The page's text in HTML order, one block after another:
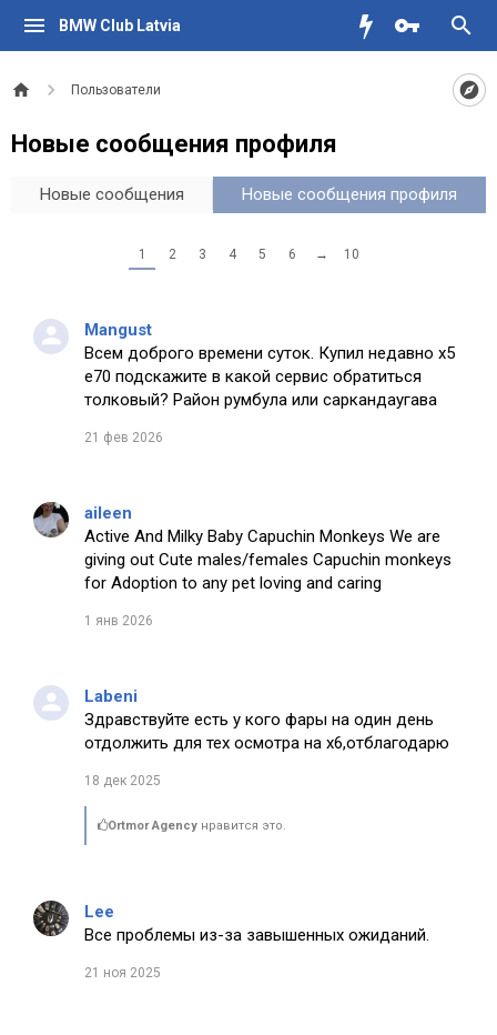
BMW Club Latvia
Пользователи
Новые сообщения профиля
Новые сообщения Новые сообщения профиля
1 2 3 4 5 6 → 10
Mangust
Всем доброго времени суток. Купил недавно х5
е70 подскажите в какой сервис обратиться
толковый? Район румбула или саркандаугава
21 фев 2026
aileen
Active And Milky Baby Capuchin Monkeys We are
giving out Cute males/females Capuchin monkeys
for Adoption to any pet loving and caring
1 янв 2026
Labeni
Здравствуйте есть у кого фары на один день
отдолжить для тех осмотра на х6,отблагодарю
18 дек 2025
Ortmor Agency нравится это.
Lee
Все проблемы из-за завышенных ожиданий.
21 ноя 2025